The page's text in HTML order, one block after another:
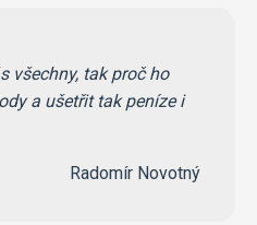
všechny, tak proč ho
a ušetřit tak peníze i
Radomír Novotný